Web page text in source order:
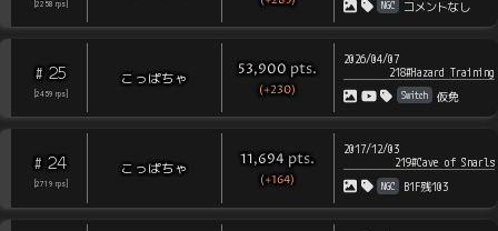
2258 rps NGC コメントなし
# 25
2459 rps
こっぱちゃ 53,900 pts.
(+230)
2026/04/07
218#Hazard Training
Switch 仮免
# 24
2719 rps
こっぱちゃ 11,694 pts.
(+164)
2017/12/03
219#Cave of Snarls
NGC B1F残103